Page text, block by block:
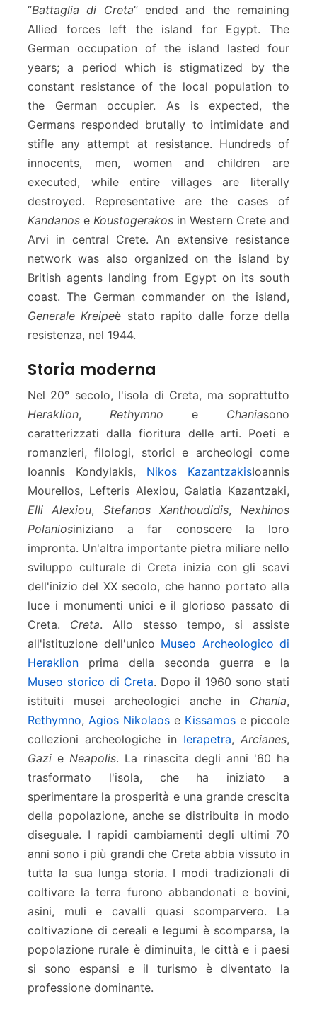
“Battaglia di Creta” ended and the remaining
Allied forces left the island for Egypt. The
German occupation of the island lasted four
years; a period which is stigmatized by the
constant resistance of the local population to
the German occupier. As is expected, the
Germans responded brutally to intimidate and
stifle any attempt at resistance. Hundreds of
innocents, men, women and children are
executed, while entire villages are literally
destroyed. Representative are the cases of
Kandanos e Koustogerakos in Western Crete and
Arvi in ​​central Crete. An extensive resistance
network was also organized on the island by
British agents landing from Egypt on its south
coast. The German commander on the island,
Generale Kreipeè stato rapito dalle forze della
resistenza, nel 1944.
Storia moderna
Nel 20° secolo, l'isola di Creta, ma soprattutto
Heraklion, Rethymno e Chaniasono
caratterizzati dalla fioritura delle arti. Poeti e
romanzieri, filologi, storici e archeologi come
Ioannis Kondylakis, Nikos KazantzakisIoannis
Mourellos, Lefteris Alexiou, Galatia Kazantzaki,
Elli Alexiou, Stefanos Xanthoudidis, Nexhinos
Polaniosiniziano a far conoscere la loro
impronta. Un'altra importante pietra miliare nello
sviluppo culturale di Creta inizia con gli scavi
dell'inizio del XX secolo, che hanno portato alla
luce i monumenti unici e il glorioso passato di
Creta. Creta. Allo stesso tempo, si assiste
all'istituzione dell'unico Museo Archeologico di
Heraklion prima della seconda guerra e la
Museo storico di Creta. Dopo il 1960 sono stati
istituiti musei archeologici anche in Chania,
Rethymno, Agios Nikolaos e Kissamos e piccole
collezioni archeologiche in Ierapetra, Arcianes,
Gazi e Neapolis. La rinascita degli anni '60 ha
trasformato l'isola, che ha iniziato a
sperimentare la prosperità e una grande crescita
della popolazione, anche se distribuita in modo
diseguale. I rapidi cambiamenti degli ultimi 70
anni sono i più grandi che Creta abbia vissuto in
tutta la sua lunga storia. I modi tradizionali di
coltivare la terra furono abbandonati e bovini,
asini, muli e cavalli quasi scomparvero. La
coltivazione di cereali e legumi è scomparsa, la
popolazione rurale è diminuita, le città e i paesi
si sono espansi e il turismo è diventato la
professione dominante.